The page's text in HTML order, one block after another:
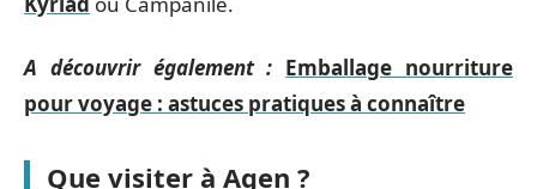
A découvrir également : Emballage nourriture
pour voyage : astuces pratiques à connaître
Que visiter à Agen ?